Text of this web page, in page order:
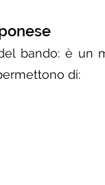
bando: è un
di: